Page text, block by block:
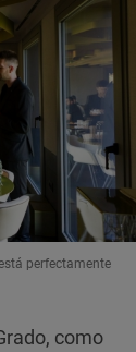
perfectamente
como